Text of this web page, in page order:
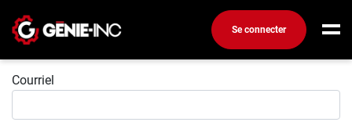
Se connecter
Connexion
Connexion
Courriel